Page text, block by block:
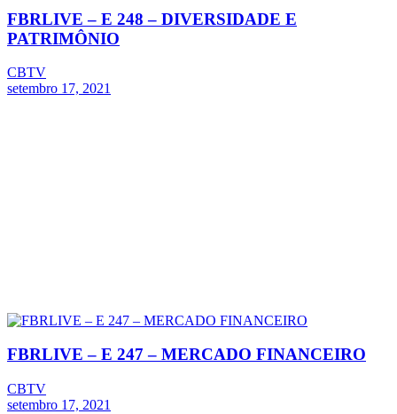
FBRLIVE – E 248 – DIVERSIDADE E
PATRIMÔNIO
CBTV
setembro 17, 2021
FBRLIVE – E 247 – MERCADO FINANCEIRO
CBTV
setembro 17, 2021